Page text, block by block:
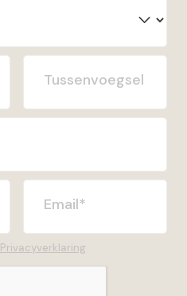
Tussenvoegsel
Email*
Privacyverklaring